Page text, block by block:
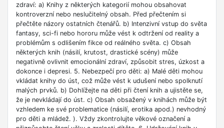
zdraví: a) Knihy z některých kategorií mohou obsahovat
kontroverzní nebo neslučitelný obsah. Před přečtením si
přečtěte názory ostatních čtenářů. b) Intenzivní vstup do světa
fantasy, sci-fi nebo hororu může vést k odtržení od reality a
problémům s odlišením fikce od reálného světa. c) Obsah
některých knih (násilí, krutost, drastické scény) může
negativně ovlivnit emocionální zdraví, způsobit stres, úzkost a
dokonce i depresi. 5. Nebezpečí pro děti: a) Malé děti mohou
vkládat knihy do úst, což může vést k udušení nebo spolknutí
malých prvků. b) Dohlížejte na děti při čtení knih a ujistěte se,
že je nevkládají do úst. c) Obsah obsažený v knihách může být
vzhledem ke své problematice (násilí, erotika apod.) nevhodný
pro děti a mládež. ). Vždy zkontrolujte věkové označení a